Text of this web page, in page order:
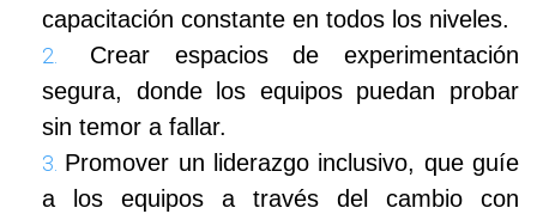
capacitación constante en todos los niveles.
Crear espacios de experimentación
segura, donde los equipos puedan probar
sin temor a fallar.
Promover un liderazgo inclusivo, que guíe
a los equipos a través del cambio con